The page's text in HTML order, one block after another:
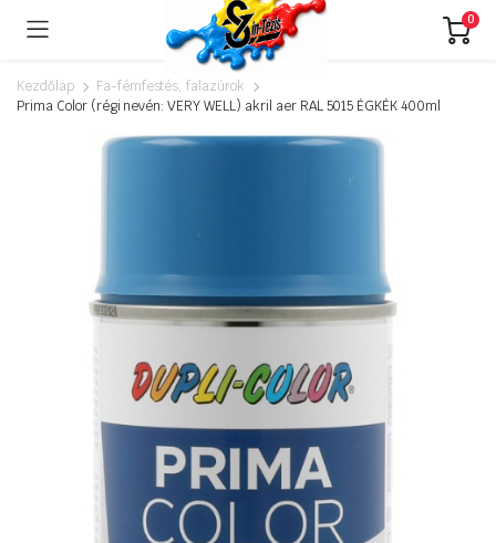
0
Kezdőlap
Fa-fémfestés, falazúrok
Prima Color (régi nevén: VERY WELL) akril aer RAL 5015 ÉGKÉK 400ml